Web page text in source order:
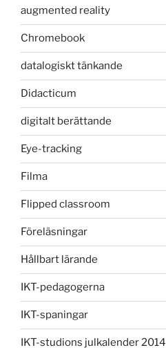
augmented reality
Chromebook
datalogiskt tänkande
Didacticum
digitalt berättande
Eye-tracking
Filma
Flipped classroom
Föreläsningar
Hållbart lärande
IKT-pedagogerna
IKT-spaningar
IKT-studions julkalender 2014